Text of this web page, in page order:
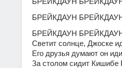
БРЕЙКДАУН
БРЕЙКДАУН
Светит солнце, Джоске
Его друзья думают он
За столом сидит Кишибе